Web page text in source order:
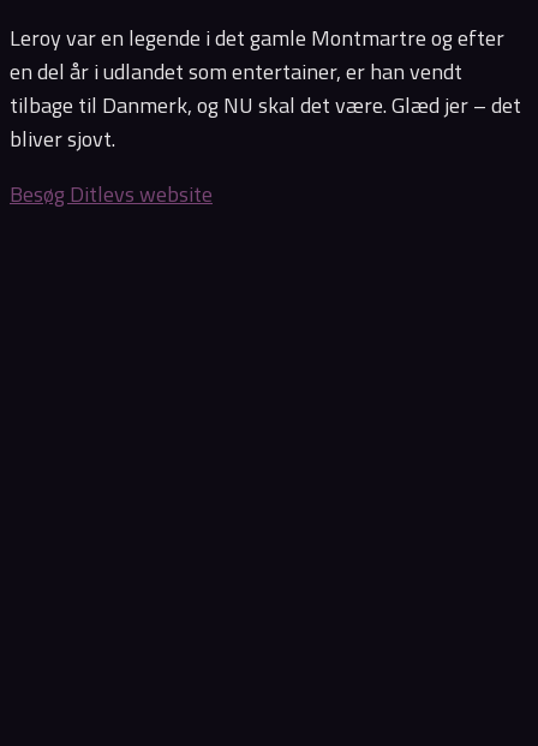
Leroy var en legende i det gamle Montmartre og efter
en del år i udlandet som entertainer, er han vendt
tilbage til Danmerk, og NU skal det være. Glæd jer – det
bliver sjovt.
Besøg Ditlevs website